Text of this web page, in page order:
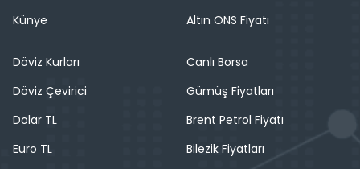
Künye
Altın ONS Fiyatı
Döviz Kurları
Döviz Çevirici
Dolar TL
Euro TL
Canlı Borsa
Gümüş Fiyatları
Brent Petrol Fiyatı
Bilezik Fiyatları